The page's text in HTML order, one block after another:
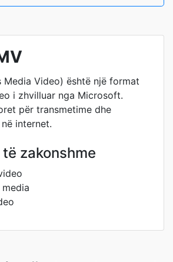
Media Video) është një format
i zhvilluar nga Microsoft.
për transmetime dhe
internet.
zakonshme